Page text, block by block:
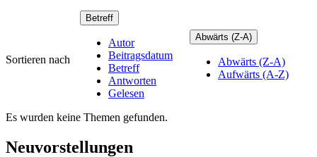
Sortieren nach
Betreff
Autor
Beitragsdatum
Betreff
Antworten
Gelesen
Abwärts (Z-A)
Abwärts (Z-A)
Aufwärts (A-Z)
Es wurden keine Themen gefunden.
Neuvorstellungen